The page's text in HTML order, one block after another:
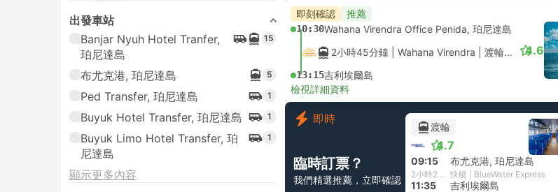
出發車站
Banjar Nyuh Hotel Tranfer,
珀尼達島
15
布尤克港, 珀尼達島 5
Ped Transfer, 珀尼達島 1
Buyuk Hotel Transfer, 珀尼達島 1
Buyuk Limo Hotel Transfer, 珀
尼達島
1
顯示更多內容
即刻確認 推薦
10:30Wahana Virendra Office Penida, 珀尼達島
2小時45分鐘 | Wahana Virendra 渡輪| Fast Boat
13:15吉利埃爾島
4.6
檢視詳細資料
即時
臨時訂票？
我們精選推薦，立即確認
渡輪
4.7
09:15 布尤克港, 珀尼達島
2小時20分鐘 快艇 | BlueWater Express
11:35 吉利埃爾島